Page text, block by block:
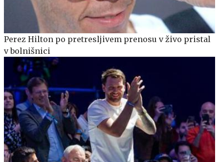
Perez Hilton po pretresljivem prenosu v živo pristal
v bolnišnici